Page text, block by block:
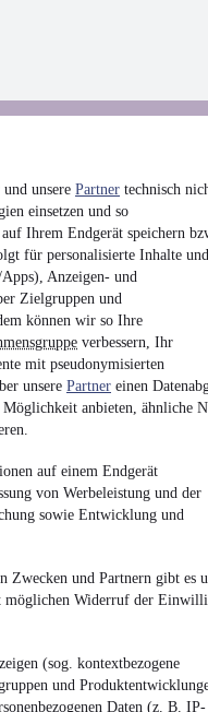
unsere Partner technisch
einsetzen und so
Ihrem Endgerät speichern
für personalisierte Inhalte und
Anzeigen- und
Zielgruppen und
können wir so Ihre
verbessern, Ihr
mit pseudonymisierten
unsere Partner einen
anbieten, ähnliche
auf einem Endgerät
von Werbeleistung und der
sowie Entwicklung und
Zwecken und Partnern gibt es
möglichen Widerruf der
(sog. kontextbezogene
und
Daten (z. B. IP-
bei mobile.de